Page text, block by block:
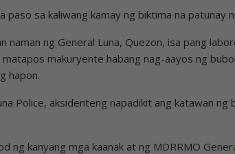
paso sa kaliwang kamay ng biktima na patunay
naman ng General Luna, Quezon, isa pang
matapos makuryente habang nag-aayos ng
hapon.
Police, aksidenteng napadikit ang katawan
ng kanyang mga kaanak at ng MDRRMO